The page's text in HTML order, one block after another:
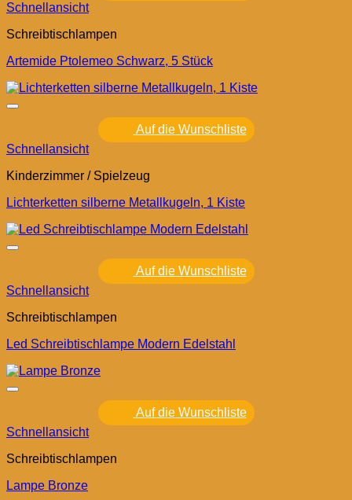
Schnellansicht
Schreibtischlampen
Artemide Ptolemeo Schwarz, 5 Stück
Auf die Wunschliste
Schnellansicht
Kinderzimmer / Spielzeug
Lichterketten silberne Metallkugeln, 1 Kiste
Auf die Wunschliste
Schnellansicht
Schreibtischlampen
Led Schreibtischlampe Modern Edelstahl
Auf die Wunschliste
Schnellansicht
Schreibtischlampen
Lampe Bronze